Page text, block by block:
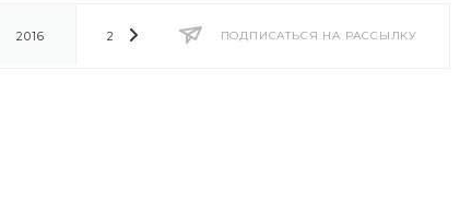
ПОДПИСАТЬСЯ НА РАССЫЛКУ
2016 2014 2013 2012 2011